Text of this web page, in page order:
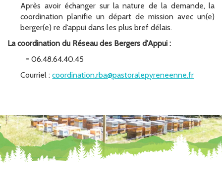
Après avoir échanger sur la nature de la demande, la
coordination planifie un départ de mission avec un(e)
berger(e) re d’appui dans les plus bref délais.
La coordination du Réseau des Bergers d'Appui :
-06.48.64.40.45
Courriel :coordination.rba@pastoralepyreneenne.fr